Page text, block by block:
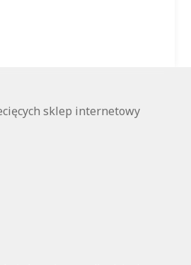
sklep internetowy